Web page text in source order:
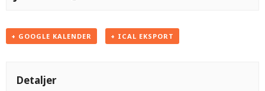
+ GOOGLE KALENDER + ICAL EKSPORT
Detaljer